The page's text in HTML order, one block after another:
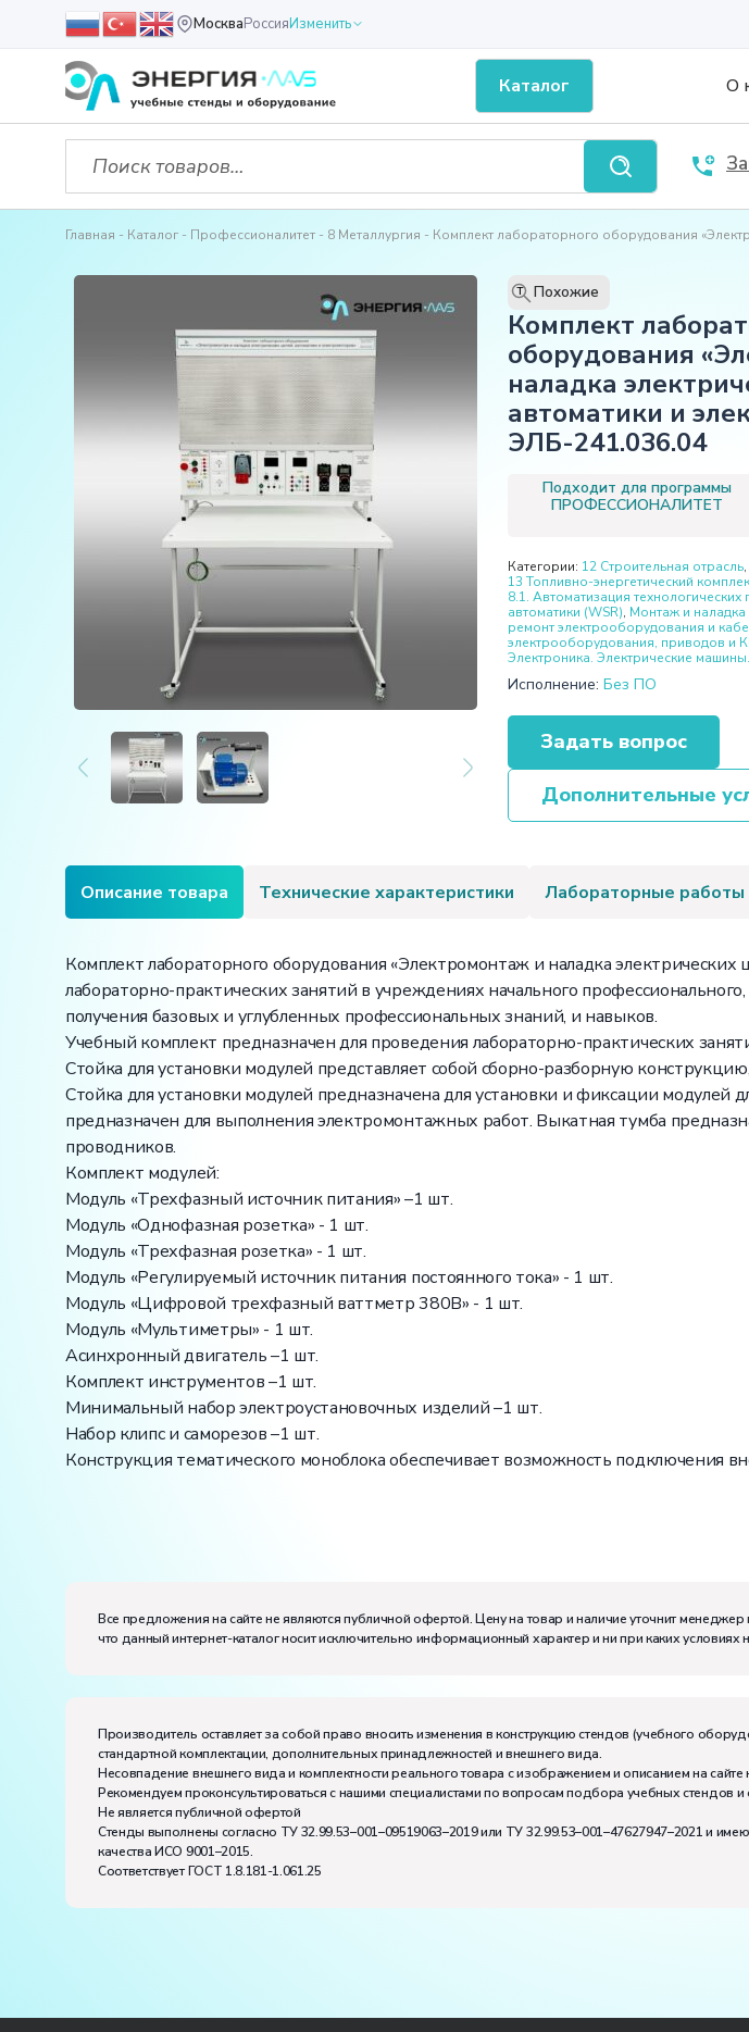
МоскваРоссияИзменить
Каталог О
Главная Каталог Профессионалитет 8 Металлургия Комплект лабораторного оборудования
T Похожие
Комплект
оборудования
наладка
автоматики и
ЭЛБ-241.036.04
Подходит для программы
ПРОФЕССИОНАЛИТЕТ
Категории: 12 Строительная отрасль,
13 Топливно-энергетический
8.1. Автоматизация технологических
автоматики (WSR), Монтаж и наладка
ремонт электрооборудования и
электрооборудования, приводов и
Электроника. Электрические
Исполнение: Без ПО
Задать вопрос
Дополнительные
Описание товара Технические характеристики Лабораторные работы
Комплект лабораторного оборудования «Электромонтаж и наладка
лабораторно-практических занятий в учреждениях начального
получения базовых и углубленных профессиональных знаний, и навыков.
Учебный комплект предназначен для проведения лабораторно-практических
Стойка для установки модулей представляет собой сборно-разборную
Стойка для установки модулей предназначена для установки и фиксации модулей
предназначен для выполнения электромонтажных работ. Выкатная тумба
проводников.
Комплект модулей:
Модуль «Трехфазный источник питания» –1 шт.
Модуль «Однофазная розетка» - 1 шт.
Модуль «Трехфазная розетка» - 1 шт.
Модуль «Регулируемый источник питания постоянного тока» - 1 шт.
Модуль «Цифровой трехфазный ваттметр 380В» - 1 шт.
Модуль «Мультиметры» - 1 шт.
Асинхронный двигатель –1 шт.
Комплект инструментов –1 шт.
Минимальный набор электроустановочных изделий –1 шт.
Набор клипс и саморезов –1 шт.
Конструкция тематического моноблока обеспечивает возможность подключения
Потребляемая мощность, В·А:
500
Электропитание:
Диапазон рабочих температур, ˚С:
Влажность, %:до 80
Количество человек, которое одновременно и активно может работать на
Все предложения на сайте не являются публичной офертой. Цену на товар и наличие уточнит
что данный интернет-каталог носит исключительно информационный характер и ни при каких
Производитель оставляет за собой право вносить изменения в конструкцию стендов (учебного
стандартной комплектации, дополнительных принадлежностей и внешнего вида.
Несовпадение внешнего вида и комплектности реального товара с изображением и описанием на
Рекомендуем проконсультироваться с нашими специалистами по вопросам подбора учебных стендов
Не является публичной офертой
Стенды выполнены согласно ТУ 32.99.53–001–09519063–2019 или ТУ 32.99.53–001–47627947–2021 и
качества ИСО 9001–2015.
Соответствует ГОСТ 1.8.181-1.061.25